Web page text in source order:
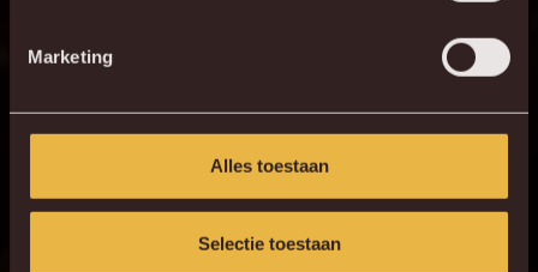
Marketing
Alles toestaan
Selectie toestaan
22 Alessio da Cruz